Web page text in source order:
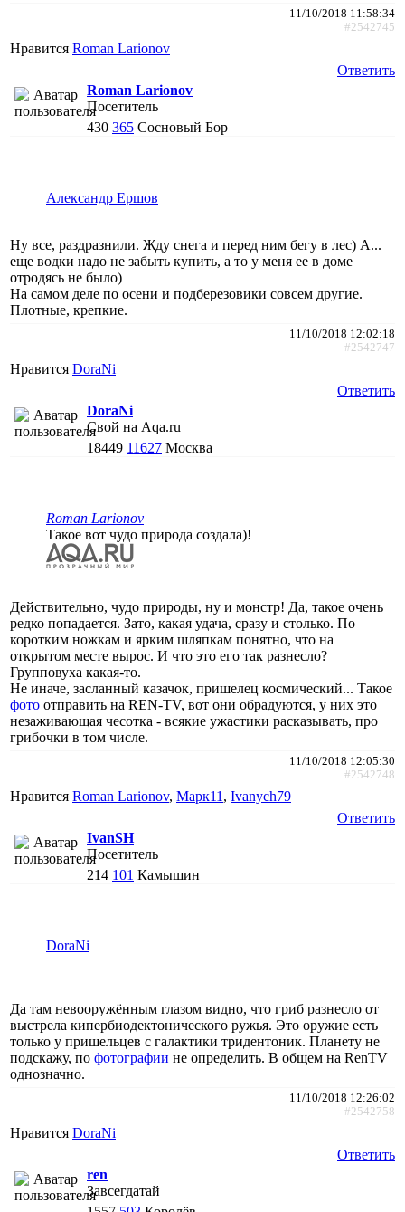
11/10/2018 11:58:34
#2542745
Нравится Roman Larionov
Ответить
Roman Larionov
Посетитель
430 365 Сосновый Бор
Александр Ершов
Ну все, раздразнили. Жду снега и перед ним бегу в лес) А...
еще водки надо не забыть купить, а то у меня ее в доме
отродясь не было)
На самом деле по осени и подберезовики совсем другие.
Плотные, крепкие.
11/10/2018 12:02:18
#2542747
Нравится DoraNi
Ответить
DoraNi
Свой на Aqa.ru
18449 11627 Москва
Roman Larionov
Такое вот чудо природа создала)!
Действительно, чудо природы, ну и монстр! Да, такое очень
редко попадается. Зато, какая удача, сразу и столько. По
коротким ножкам и ярким шляпкам понятно, что на
открытом месте вырос. И что это его так разнесло?
Групповуха какая-то.
Не иначе, засланный казачок, пришелец космический... Такое
фото отправить на REN-TV, вот они обрадуются, у них это
незаживающая чесотка - всякие ужастики расказывать, про
грибочки в том числе.
11/10/2018 12:05:30
#2542748
Нравится Roman Larionov, Марк11 , Ivanych79
Ответить
IvanSH
Посетитель
214 101 Камышин
DoraNi
Да там невооружённым глазом видно, что гриб разнесло от
выстрела кипербиодектонического ружья. Это оружие есть
только у пришельцев с галактики тридентоник. Планету не
подскажу, по фотографии не определить. В общем на RenTV
однозначно.
11/10/2018 12:26:02
#2542758
Нравится DoraNi
Ответить
ren
Завсегдатай